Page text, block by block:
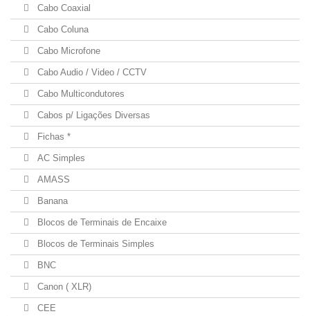
Cabo Coaxial
Cabo Coluna
Cabo Microfone
Cabo Audio / Video / CCTV
Cabo Multicondutores
Cabos p/ Ligações Diversas
Fichas *
AC Simples
AMASS
Banana
Blocos de Terminais de Encaixe
Blocos de Terminais Simples
BNC
Canon ( XLR)
CEE